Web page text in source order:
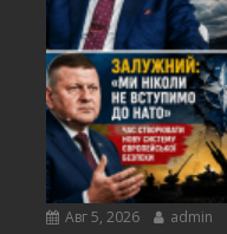
Авг 5, 2026 admin